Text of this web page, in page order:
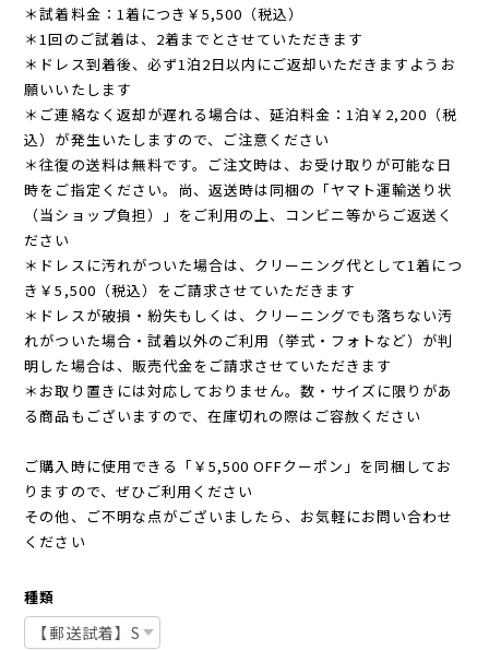
＊試着料金：1着につき￥5,500（税込）
＊1回のご試着は、2着までとさせていただきます
＊ドレス到着後、必ず1泊2日以内にご返却いただきますようお
願いいたします
＊ご連絡なく返却が遅れる場合は、延泊料金：1泊￥2,200（税
込）が発生いたしますので、ご注意ください
＊往復の送料は無料です。ご注文時は、お受け取りが可能な日
時をご指定ください。尚、返送時は同梱の「ヤマト運輸送り状
（当ショップ負担）」をご利用の上、コンビニ等からご返送く
ださい
＊ドレスに汚れがついた場合は、クリーニング代として1着につ
き￥5,500（税込）をご請求させていただきます
＊ドレスが破損・紛失もしくは、クリーニングでも落ちない汚
れがついた場合・試着以外のご利用（挙式・フォトなど）が判
明した場合は、販売代金をご請求させていただきます
＊お取り置きには対応しておりません。数・サイズに限りがあ
る商品もございますので、在庫切れの際はご容赦ください
ご購入時に使用できる「￥5,500 OFFクーポン」を同梱してお
りますので、ぜひご利用ください
その他、ご不明な点がございましたら、お気軽にお問い合わせ
ください
種類